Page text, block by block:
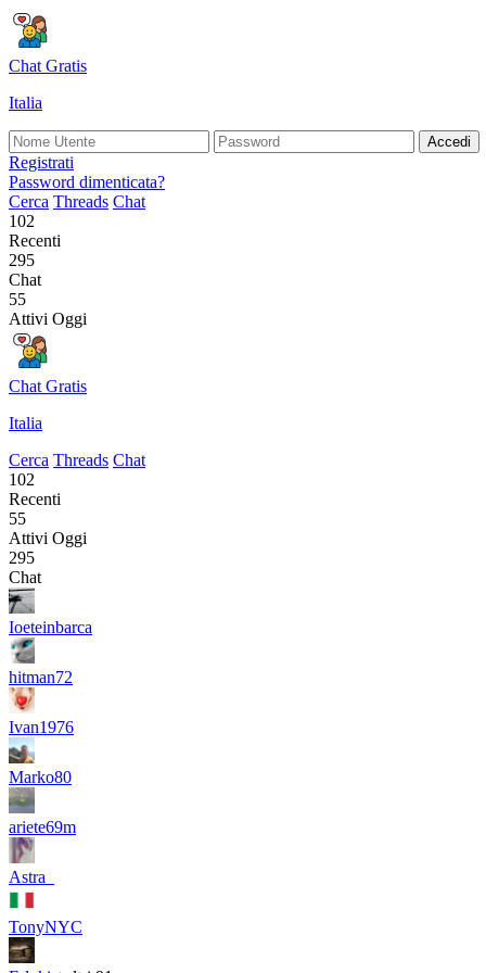
Chat Gratis
Italia
Accedi
Registrati
Password dimenticata?
Cerca Threads Chat
102
Recenti
295
Chat
55
Attivi Oggi
Chat Gratis
Italia
Cerca Threads Chat
102
Recenti
55
Attivi Oggi
295
Chat
Ioeteinbarca
hitman72
Ivan1976
Marko80
ariete69m
Astra_
TonyNYC